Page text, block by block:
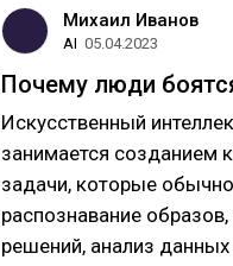
Михаил Иванов
AI 05.04.2023
Почему люди
Искусственный
занимается созданием
задачи, которые
распознавание
решений, анализ данных